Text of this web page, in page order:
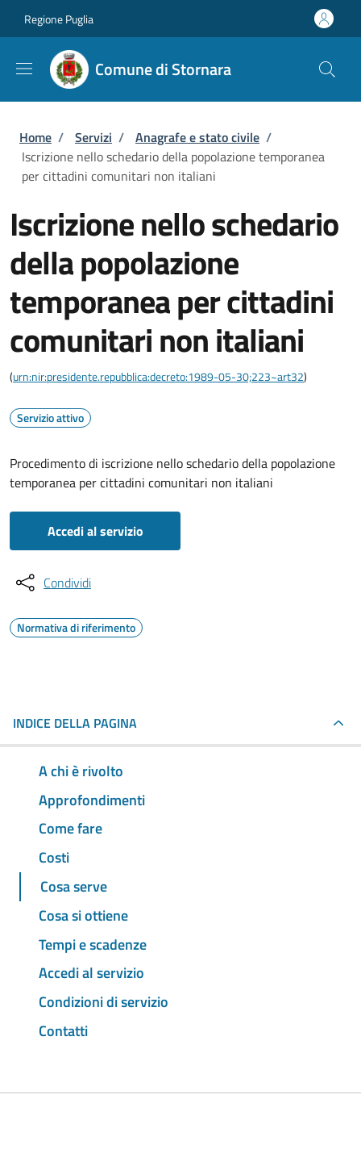
Regione Puglia
Comune di Stornara
Briciole di pane
Home / Servizi / Anagrafe e stato civile /
Iscrizione nello schedario della popolazione temporanea
per cittadini comunitari non italiani
Iscrizione nello schedario
della popolazione
temporanea per cittadini
comunitari non italiani
(urn:nir:presidente.repubblica:decreto:1989-05-30;223~art32)
Servizio attivo
Procedimento di iscrizione nello schedario della popolazione
temporanea per cittadini comunitari non italiani
Accedi al servizio
Condividi
Normativa di riferimento
INDICE DELLA PAGINA
A chi è rivolto
Approfondimenti
Come fare
Costi
Cosa serve
Cosa si ottiene
Tempi e scadenze
Accedi al servizio
Condizioni di servizio
Contatti